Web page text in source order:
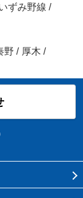
ずみ野線 /
野 / 厚木 /